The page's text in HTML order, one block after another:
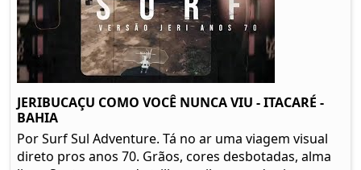
JERIBUCAÇU COMO VOCÊ NUNCA VIU - ITACARÉ -
BAHIA
Por Surf Sul Adventure. Tá no ar uma viagem visual
direto pros anos 70. Grãos, cores desbotadas, alma